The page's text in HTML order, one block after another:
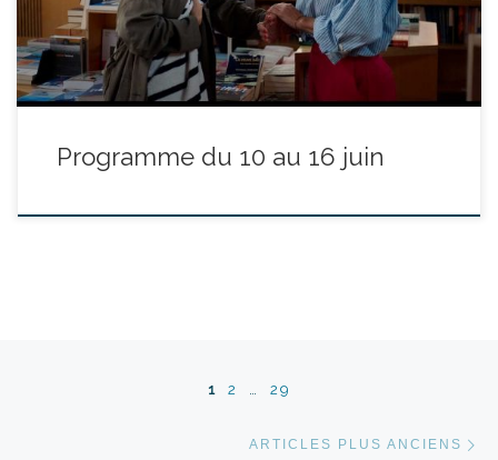
l’ex de sa […]
Programme du 10 au 16 juin
Navigation dans les articles
1 2 29
ARTICLES PLUS ANCIENS